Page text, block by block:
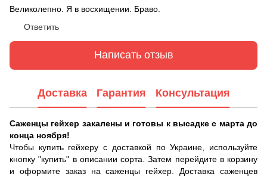
Великолепно. Я в восхищении. Браво.
Ответить
Написать отзыв
Доставка Гарантия Консультация
Саженцы гейхер закалены и готовы к высадке с марта до
конца ноября!
Чтобы купить гейхеру с доставкой по Украине, используйте
кнопку "купить" в описании сорта. Затем перейдите в корзину
и оформите заказ на саженцы гейхер. Доставка саженцев